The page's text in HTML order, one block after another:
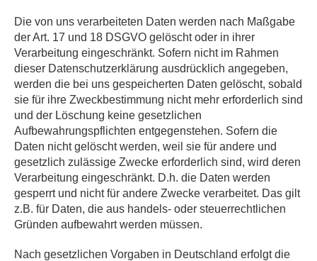
Die von uns verarbeiteten Daten werden nach Maßgabe
der Art. 17 und 18 DSGVO gelöscht oder in ihrer
Verarbeitung eingeschränkt. Sofern nicht im Rahmen
dieser Datenschutzerklärung ausdrücklich angegeben,
werden die bei uns gespeicherten Daten gelöscht, sobald
sie für ihre Zweckbestimmung nicht mehr erforderlich sind
und der Löschung keine gesetzlichen
Aufbewahrungspflichten entgegenstehen. Sofern die
Daten nicht gelöscht werden, weil sie für andere und
gesetzlich zulässige Zwecke erforderlich sind, wird deren
Verarbeitung eingeschränkt. D.h. die Daten werden
gesperrt und nicht für andere Zwecke verarbeitet. Das gilt
z.B. für Daten, die aus handels- oder steuerrechtlichen
Gründen aufbewahrt werden müssen.
Nach gesetzlichen Vorgaben in Deutschland erfolgt die